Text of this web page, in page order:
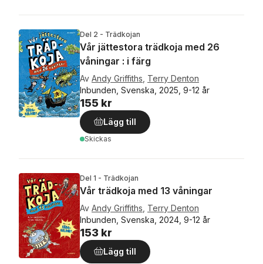
Del 2 - Trädkojan
Vår jättestora trädkoja med 26
våningar : i färg
Av Andy Griffiths Terry Denton
Inbunden, Svenska, 2025, 9-12 år
155 kr
Lägg till
Skickas
Del 1 - Trädkojan
Vår trädkoja med 13 våningar
Av Andy Griffiths Terry Denton
Inbunden, Svenska, 2024, 9-12 år
153 kr
Lägg till